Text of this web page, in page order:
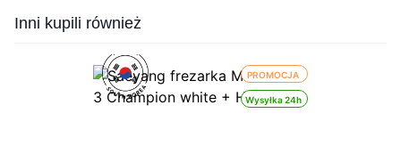
Press to skip carousel
Inni kupili również
PROMOCJA
Wysyłka 24h